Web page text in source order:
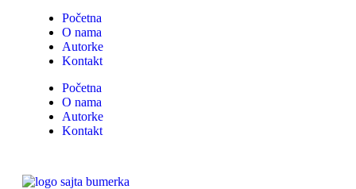
Početna
O nama
Autorke
Kontakt
Početna
O nama
Autorke
Kontakt